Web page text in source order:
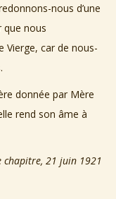
nous d’une
que nous
Vierge, car de nous-
donnée par Mère
rend son âme à
chapitre, 21 juin 1921